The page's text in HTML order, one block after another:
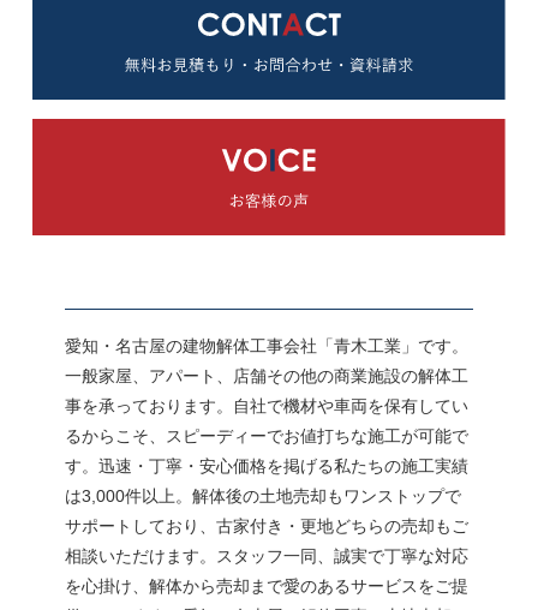
愛知・名古屋の建物解体工事会社「青木工業」です。
一般家屋、アパート、店舗その他の商業施設の解体工
事を承っております。自社で機材や車両を保有してい
るからこそ、スピーディーでお値打ちな施工が可能で
す。迅速・丁寧・安心価格を掲げる私たちの施工実績
は3,000件以上。解体後の土地売却もワンストップで
サポートしており、古家付き・更地どちらの売却もご
相談いただけます。スタッフ一同、誠実で丁寧な対応
を心掛け、解体から売却まで愛のあるサービスをご提